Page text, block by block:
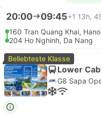
20:00 09:45+1 13h,
160 Tran Quang Khai,
204 Ho Nghinh, Da Nang
Beliebteste Klasse
Lower
G8 Sapa